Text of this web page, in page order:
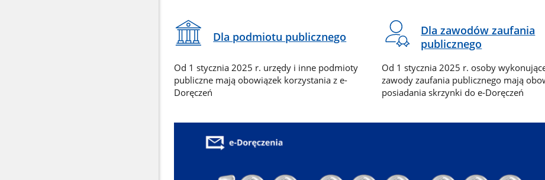
Dla podmiotu publicznego
Od 1 stycznia 2025 r. urzędy i inne podmioty
publiczne mają obowiązek korzystania z e-
Doręczeń
Dla zawodów zaufania
publicznego
Od 1 stycznia 2025 r. osoby
zawody zaufania publicznego mają
posiadania skrzynki do e-Doręczeń